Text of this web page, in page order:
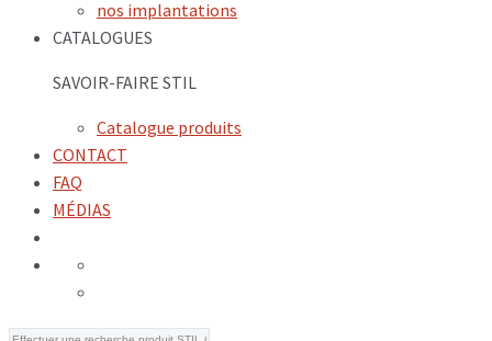
nos implantations
CATALOGUES
SAVOIR-FAIRE STIL
Catalogue produits
CONTACT
FAQ
MÉDIAS